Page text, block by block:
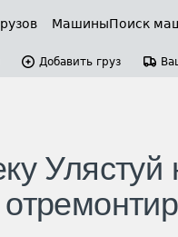
МашиныПоиск
Добавить груз